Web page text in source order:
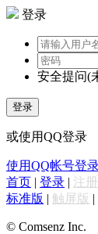
登录
安全提问(
登录
或使用QQ登录
使用QQ帐号登
首页 | 登录 | 注册
标准版 | 触屏版 |
© Comsenz Inc.